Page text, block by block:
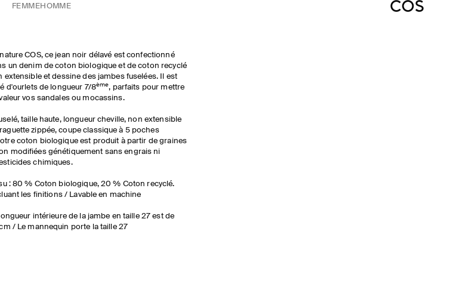
FEMMEHOMME
COS, ce jean noir délavé est confectionné
un denim de coton biologique et de coton recyclé
extensible et dessine des jambes fuselées. Il est
d'ourlets de longueur 7/8ème, parfaits pour mettre
vos sandales ou mocassins.
taille haute, longueur cheville, non extensible​
zippée, coupe classique à 5 poches​
coton biologique est produit à partir de graines
modifiées génétiquement sans engrais ni
chimiques.
: 80 % Coton biologique, 20 % Coton recyclé.
les finitions / Lavable en machine
intérieure de la jambe en taille 27 est de
/ Le mannequin porte la taille 27